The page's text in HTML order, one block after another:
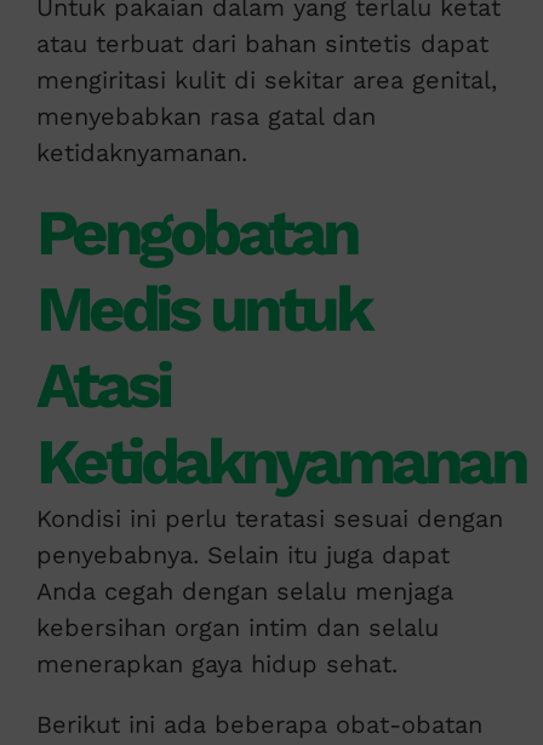
Untuk pakaian dalam yang terlalu ketat
atau terbuat dari bahan sintetis dapat
mengiritasi kulit di sekitar area genital,
menyebabkan rasa gatal dan
ketidaknyamanan.
Pengobatan
Medis untuk
Atasi
Ketidaknyamanan
Kondisi ini perlu teratasi sesuai dengan
penyebabnya. Selain itu juga dapat
Anda cegah dengan selalu menjaga
kebersihan organ intim dan selalu
menerapkan gaya hidup sehat.
Berikut ini ada beberapa obat-obatan